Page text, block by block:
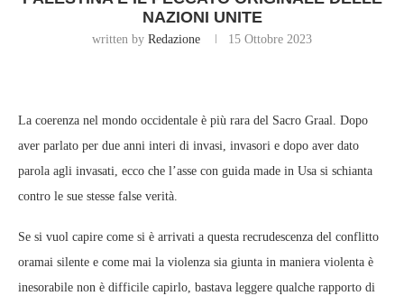
NAZIONI UNITE
written by Redazione 15 Ottobre 2023
La coerenza nel mondo occidentale è più rara del Sacro Graal. Dopo
aver parlato per due anni interi di invasi, invasori e dopo aver dato
parola agli invasati, ecco che l’asse con guida made in Usa si schianta
contro le sue stesse false verità.
Se si vuol capire come si è arrivati a questa recrudescenza del conflitto
oramai silente e come mai la violenza sia giunta in maniera violenta è
inesorabile non è difficile capirlo, bastava leggere qualche rapporto di